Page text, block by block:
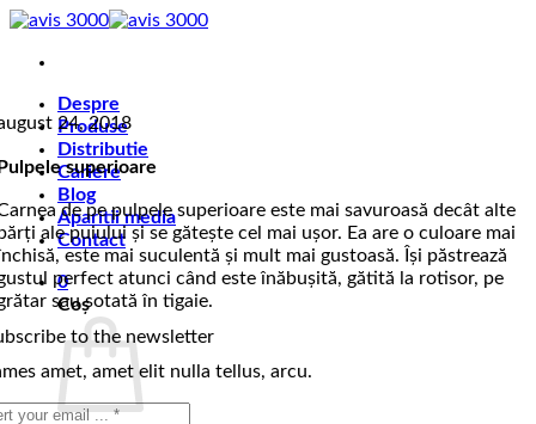
Skip
content
Despre
Produse
Distributie
Cariere
Blog
Aparitii media
Contact
0
Coș
24, 2018
superioare
de pe pulpele superioare este mai savuroasă decât alte
ale puiului și se gătește cel mai ușor. Ea are o culoare mai
este mai suculentă și mult mai gustoasă. Își păstrează
perfect atunci când este înăbușită, gătită la rotisor, pe
sau sotată în tigaie.
to the newsletter
amet, amet elit nulla tellus, arcu.